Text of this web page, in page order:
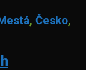
, Česko,